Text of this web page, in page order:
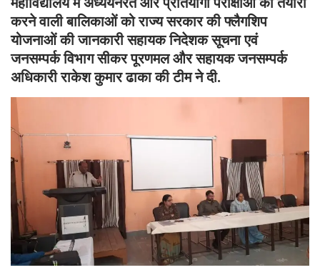
करने वाली बालिकाओं को राज्य सरकार की फ्लैगशिप
योजनाओं की जानकारी सहायक निदेशक सूचना एवं
जनसम्पर्क विभाग सीकर पूरणमल और सहायक जनसम्पर्क
अधिकारी राकेश कुमार ढाका की टीम ने दी.